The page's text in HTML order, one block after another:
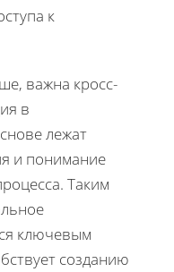
к
важна кросс-
в
лежат
и понимание
Таким
ключевым
созданию